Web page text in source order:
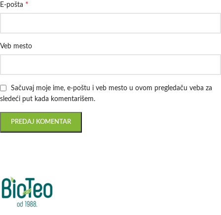
E-pošta *
Veb mesto
Sačuvaj moje ime, e-poštu i veb mesto u ovom pregledaču veba za
sledeći put kada komentarišem.